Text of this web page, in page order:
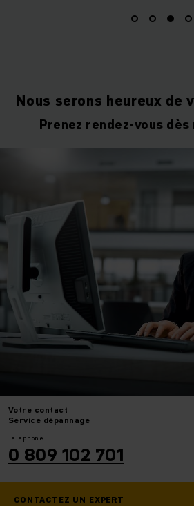
Nous serons heureux de
Prenez rendez-vous dès
Votre contact
Service dépannage
Téléphone
0 809 102 701
CONTACTEZ UN EXPERT